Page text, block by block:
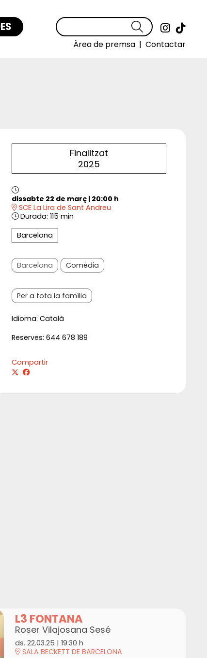
Link a
Cercar
Àrea de premsa | Contactar
Finalitzat
2025
dissabte 22 de març | 20:00 h
SCE La Lira de Sant Andreu
Durada: 115 min
Barcelona
Barcelona Comèdia
Per a tota la família
Idioma: Català
Reserves: 644 678 189
Compartir
L3 FONTANA
Roser Vilajosana Sesé
ds. 22.03.25 | 19:30 h
SALA BECKETT DE BARCELONA